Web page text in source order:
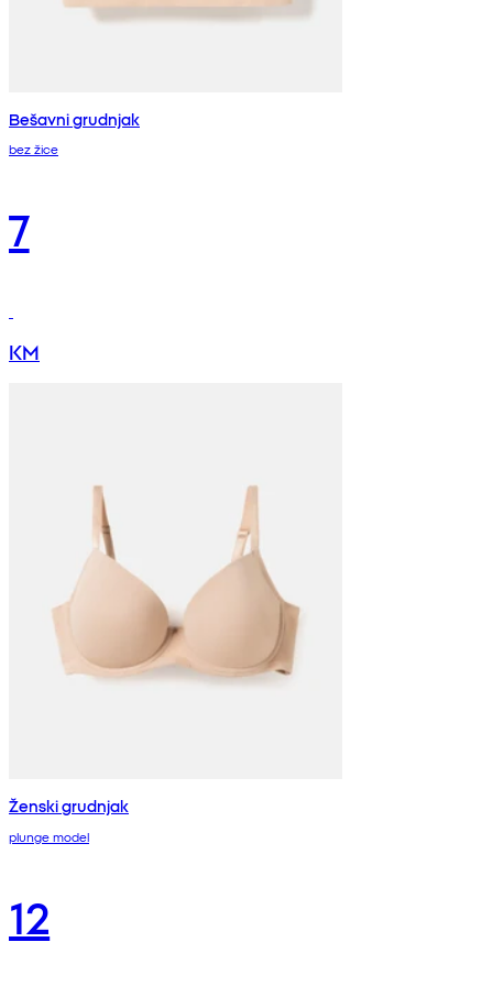
Bešavni grudnjak
bez žice
7
KM
Ženski grudnjak
plunge model
12